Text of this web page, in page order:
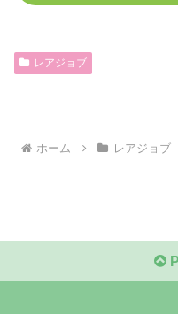
レアジョブ
ホーム レアジョブ